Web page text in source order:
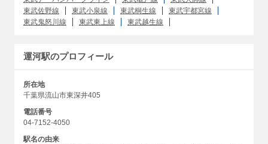
東武佐野線
東武小泉線 東武桐生線
東武宇都宮線
東武鬼怒川線
東武東上線 東武越生線
運河駅のプロフィール
所在地
千葉県流山市東深井405
電話番号
04-7152-4050
駅名の由来